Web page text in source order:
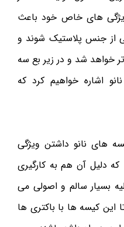
های خاص خود باعث
از جنس پلاستیک شوند و
تر خواهد شد و در زیر بع سه
اشاره خواهیم کرد که
های نانو داشتن ویژگی
دلیل آن هم به کارگیری
بسیار سالم و اصولی می
کیسه ها با باکتری ها